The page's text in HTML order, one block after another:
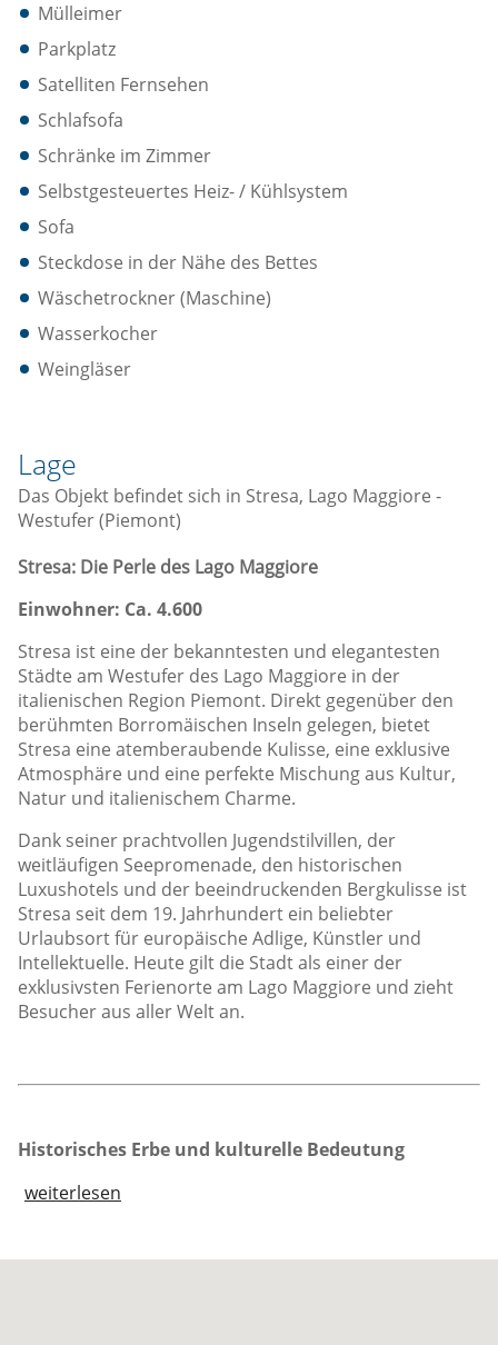
Mülleimer
Parkplatz
Satelliten Fernsehen
Schlafsofa
Schränke im Zimmer
Selbstgesteuertes Heiz- / Kühlsystem
Sofa
Steckdose in der Nähe des Bettes
Wäschetrockner (Maschine)
Wasserkocher
Weingläser
Lage
Das Objekt befindet sich in Stresa, Lago Maggiore -
Westufer (Piemont)
Stresa: Die Perle des Lago Maggiore
Einwohner: Ca. 4.600
Stresa ist eine der bekanntesten und elegantesten
Städte am Westufer des Lago Maggiore in der
italienischen Region Piemont. Direkt gegenüber den
berühmten Borromäischen Inseln gelegen, bietet
Stresa eine atemberaubende Kulisse, eine exklusive
Atmosphäre und eine perfekte Mischung aus Kultur,
Natur und italienischem Charme.
Dank seiner prachtvollen Jugendstilvillen, der
weitläufigen Seepromenade, den historischen
Luxushotels und der beeindruckenden Bergkulisse ist
Stresa seit dem 19. Jahrhundert ein beliebter
Urlaubsort für europäische Adlige, Künstler und
Intellektuelle. Heute gilt die Stadt als einer der
exklusivsten Ferienorte am Lago Maggiore und zieht
Besucher aus aller Welt an.
Historisches Erbe und kulturelle Bedeutung
weiterlesen